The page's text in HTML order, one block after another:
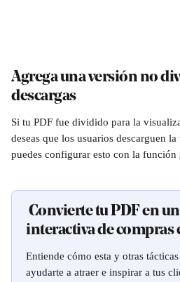
Agrega una versión no
descargas
Si tu PDF fue dividido para la
deseas que los usuarios descarguen
puedes configurar esto con la función
Convierte tu PDF en
interactiva de compras
Entiende cómo esta y otras
ayudarte a atraer e inspirar a tus